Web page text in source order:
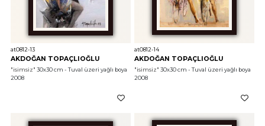
at0812-13
AKDOĞAN TOPAÇLIOĞLU
"isimsiz" 30x30 cm - Tuval üzeri yağlı boya
2008
at0812-14
AKDOĞAN TOPAÇLIOĞLU
"isimsiz" 30x30 cm - Tuval üzeri yağlı boya
2008